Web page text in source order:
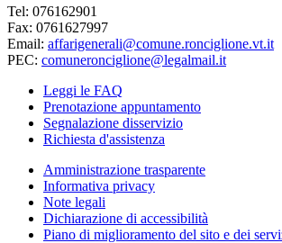
Tel: 076162901
Fax: 0761627997
Email: affarigenerali@comune.ronciglione.vt.it
PEC: comuneronciglione@legalmail.it
Leggi le FAQ
Prenotazione appuntamento
Segnalazione disservizio
Richiesta d'assistenza
Amministrazione trasparente
Informativa privacy
Note legali
Dichiarazione di accessibilità
Piano di miglioramento del sito e dei